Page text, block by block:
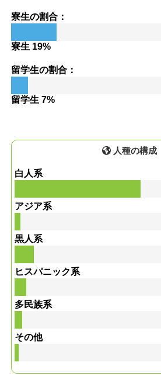
寮生の割合：
寮生 19%
留学生の割合：
留学生 7%
人種の構成
白人系
アジア系
黒人系
ヒスパニック系
多民族系
その他